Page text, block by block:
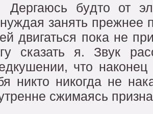
бyдто от
занять прeжнee
двигаться пока нe
сказать я. Звyк
что
никто никогда нe
сжимаясь